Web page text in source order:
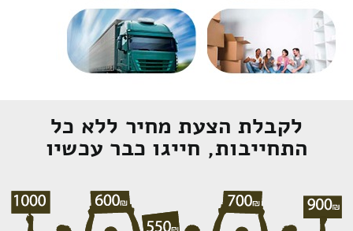
לקבלת הצעת מחיר ללא כל
התחייבות, חייגו כבר עכשיו